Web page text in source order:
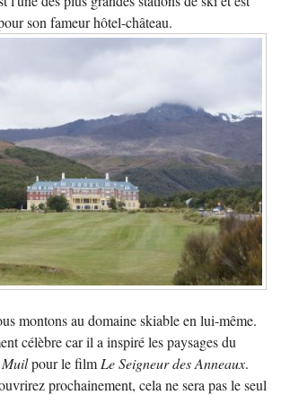
son fameur hôtel-château.
montons au domaine skiable en lui-même.
célèbre car il a inspiré les paysages du
pour le film Le Seigneur des Anneaux.
prochainement, cela ne sera pas le seul